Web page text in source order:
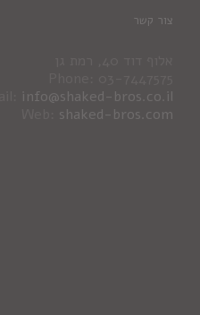
צור קשר
info@shaked-bros.co.il
shaked-bros.com